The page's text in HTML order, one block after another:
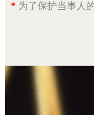
* 为了保护当事人